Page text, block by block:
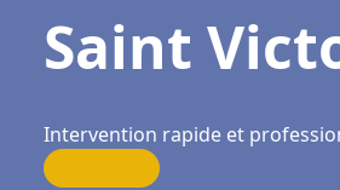
Saint
Intervention rapide et